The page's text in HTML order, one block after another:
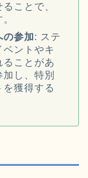
ことで、
の参加: ステ
ントやキ
ることがあ
し、特別
獲得する